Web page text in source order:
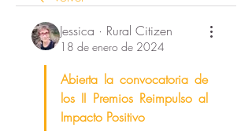
Jessica · Rural Citizen
18 de enero de 2024
Abierta la convocatoria de
los II Premios Reimpulso al
Impacto Positivo